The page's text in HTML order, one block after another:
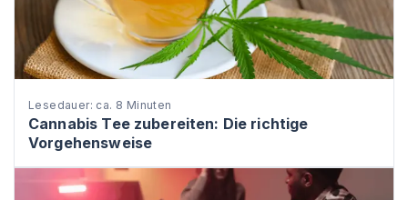
Lesedauer: ca. 8 Minuten
Cannabis Tee zubereiten: Die richtige
Vorgehensweise